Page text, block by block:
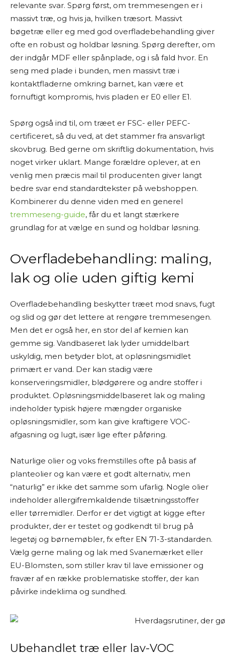
relevante svar. Spørg først, om tremmesengen er i
massivt træ, og hvis ja, hvilken træsort. Massivt
bøgetræ eller eg med god overfladebehandling giver
ofte en robust og holdbar løsning. Spørg derefter, om
der indgår MDF eller spånplade, og i så fald hvor. En
seng med plade i bunden, men massivt træ i
kontaktfladerne omkring barnet, kan være et
fornuftigt kompromis, hvis pladen er E0 eller E1.
Spørg også ind til, om træet er FSC- eller PEFC-
certificeret, så du ved, at det stammer fra ansvarligt
skovbrug. Bed gerne om skriftlig dokumentation, hvis
noget virker uklart. Mange forældre oplever, at en
venlig men præcis mail til producenten giver langt
bedre svar end standardtekster på webshoppen.
Kombinerer du denne viden med en generel
tremmeseng-guide, får du et langt stærkere
grundlag for at vælge en sund og holdbar løsning.
Overfladebehandling: maling,
lak og olie uden giftig kemi
Overfladebehandling beskytter træet mod snavs, fugt
og slid og gør det lettere at rengøre tremmesengen.
Men det er også her, en stor del af kemien kan
gemme sig. Vandbaseret lak lyder umiddelbart
uskyldig, men betyder blot, at opløsningsmidlet
primært er vand. Der kan stadig være
konserveringsmidler, blødgørere og andre stoffer i
produktet. Opløsningsmiddelbaseret lak og maling
indeholder typisk højere mængder organiske
opløsningsmidler, som kan give kraftigere VOC-
afgasning og lugt, især lige efter påføring.
Naturlige olier og voks fremstilles ofte på basis af
planteolier og kan være et godt alternativ, men
“naturlig” er ikke det samme som ufarlig. Nogle olier
indeholder allergifremkaldende tilsætningsstoffer
eller tørremidler. Derfor er det vigtigt at kigge efter
produkter, der er testet og godkendt til brug på
legetøj og børnemøbler, fx efter EN 71-3-standarden.
Vælg gerne maling og lak med Svanemærket eller
EU-Blomsten, som stiller krav til lave emissioner og
fravær af en række problematiske stoffer, der kan
påvirke indeklima og sundhed.
Ubehandlet træ eller lav-VOC